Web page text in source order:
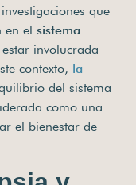
que
en el sistema
involucrada
contexto, la
del sistema
como una
el bienestar de